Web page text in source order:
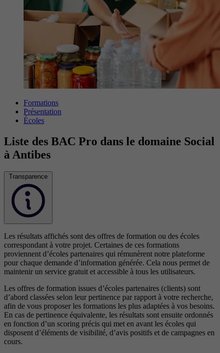
Formations
Présentation
Écoles
Liste des BAC Pro dans le domaine Social
à Antibes
Transparence
Les résultats affichés sont des offres de formation ou des écoles
correspondant à votre projet. Certaines de ces formations
proviennent d’écoles partenaires qui rémunèrent notre plateforme
pour chaque demande d’information générée. Cela nous permet de
maintenir un service gratuit et accessible à tous les utilisateurs.
Les offres de formation issues d’écoles partenaires (clients) sont
d’abord classées selon leur pertinence par rapport à votre recherche,
afin de vous proposer les formations les plus adaptées à vos besoins.
En cas de pertinence équivalente, les résultats sont ensuite ordonnés
en fonction d’un scoring précis qui met en avant les écoles qui
disposent d’éléments de visibilité, d’avis positifs et de campagnes en
cours.